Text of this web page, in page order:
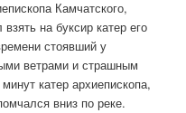
Камчатского,
на буксир катер его
стоявший у
ветрами и страшным
катер архиепископа,
вниз по реке.